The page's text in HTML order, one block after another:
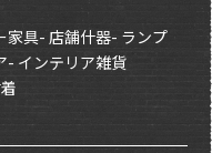
家具- 店舗什器- ランプ
- インテリア雑貨